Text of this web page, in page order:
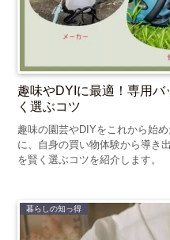
趣味やDYIに最適！専用
く選ぶコツ
趣味の園芸やDIYをこれから始
に、自身の買い物体験から導き
を賢く選ぶコツを紹介します。
暮らしの知っ得